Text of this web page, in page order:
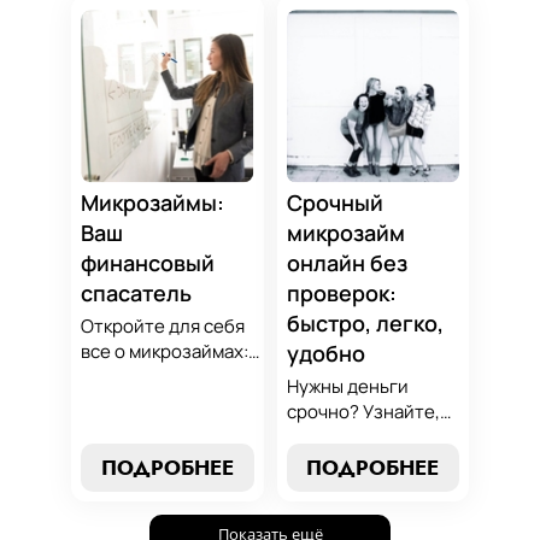
вариант для ваших
нужд. Откройте
экспертные
стратегии
погашения и
сделайте
осознанный выбор,
который
поддержит вашу
финансовую
стабильность.
избежанию
финансово
грамотным с нами!
Микрозаймы:
Ваш
финансовый
спасатель
Откройте для себя
все о микрозаймах:
погашения. Наше
вашим надежным
ПОДРОБНЕЕ
Срочный
микрозайм
онлайн без
проверок:
быстро, легко,
удобно
Нужны деньги
срочно? Узнайте,
срочный
без проверок и
ПОДРОБНЕЕ
Показать ещё